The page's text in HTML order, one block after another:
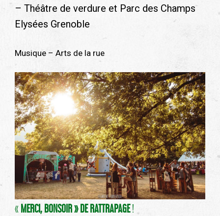
– Théâtre de verdure et Parc des Champs
Elysées Grenoble
Musique – Arts de la rue
«MERCI, BONSOIR » DE RATTRAPAGE!